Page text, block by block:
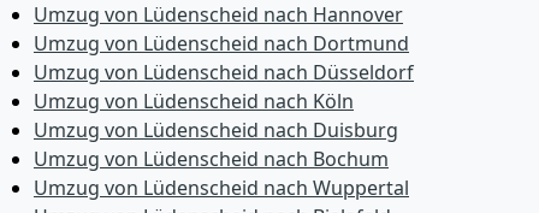
Umzug von Lüdenscheid nach Hannover
Umzug von Lüdenscheid nach Dortmund
Umzug von Lüdenscheid nach Düsseldorf
Umzug von Lüdenscheid nach Köln
Umzug von Lüdenscheid nach Duisburg
Umzug von Lüdenscheid nach Bochum
Umzug von Lüdenscheid nach Wuppertal